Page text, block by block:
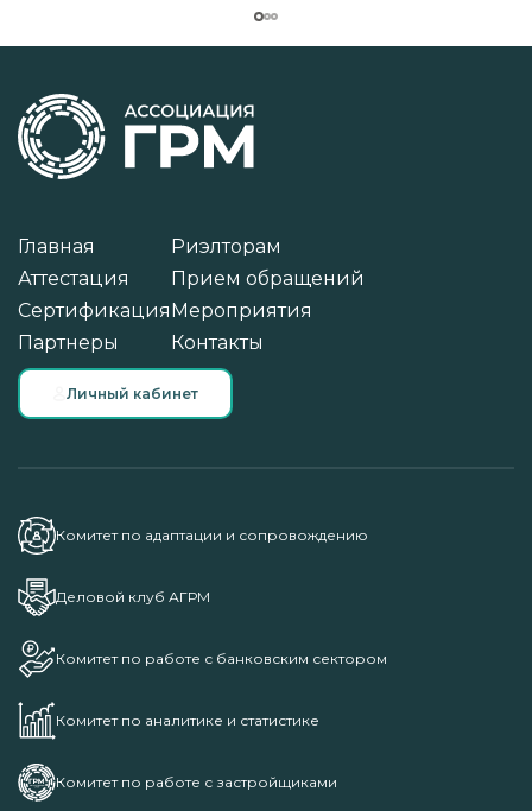
Главная
Аттестация
Сертификация
Партнеры
Риэлторам
Прием обращений
Мероприятия
Контакты
Личный кабинет
Комитет по адаптации и сопровождению
Деловой клуб АГРМ
Комитет по работе с банковским сектором
Комитет по аналитике и статистике
Комитет по работе с застройщиками